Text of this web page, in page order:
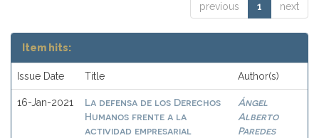
previous 1 next
Item hits:
Issue Date Title Author(s)
16-Jan-2021
La defensa de los Derechos
Humanos frente a la
actividad empresarial
Ángel
Alberto
Paredes